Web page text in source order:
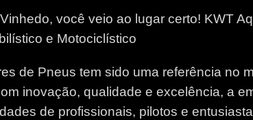
você veio ao lugar certo! KWT
e Motociclístico
de Pneus tem sido uma referência no
inovação, qualidade e excelência, a
de profissionais, pilotos e